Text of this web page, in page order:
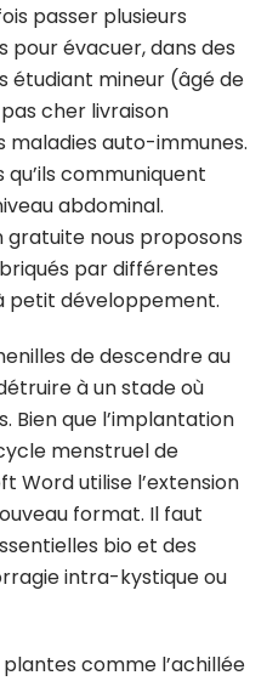
passer plusieurs
pour évacuer, dans des
étudiant mineur (âgé de
cher livraison
maladies auto-immunes.
communiquent
abdominal.
gratuite nous proposons
par différentes
petit développement.
de descendre au
à un stade où
Bien que l’implantation
menstruel de
Word utilise l’extension
format. Il faut
bio et des
intra-kystique ou
comme l’achillée